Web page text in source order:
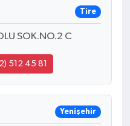
Tire
SOK.NO.2 C
512 45 81
Yenişehir